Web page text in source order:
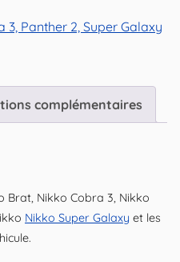
3, Panther 2, Super Galaxy
complémentaires
Brat, Nikko Cobra 3, Nikko
Nikko Super Galaxy et les